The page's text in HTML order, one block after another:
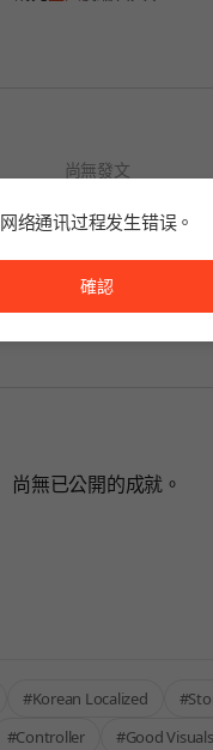
尚無發文
尚無已公開的成就。
#Korean Localized
#Controller #Good Visuals
网络通讯过程发生错误。
確認